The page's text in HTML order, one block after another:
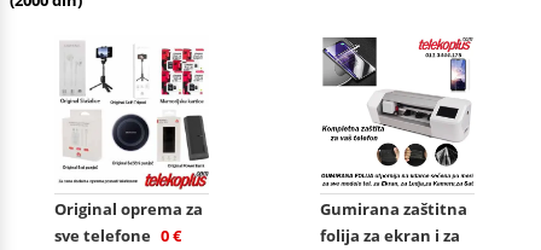
Original oprema za
sve telefone 0 €
Gumirana zaštitna
folija za ekran i za